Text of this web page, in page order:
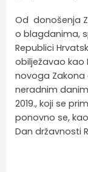
Od donošenja
o blagdanima,
Republici
obilježavao kao
novoga
neradnim
2019., koji se
ponovno se,
Dan državnosti